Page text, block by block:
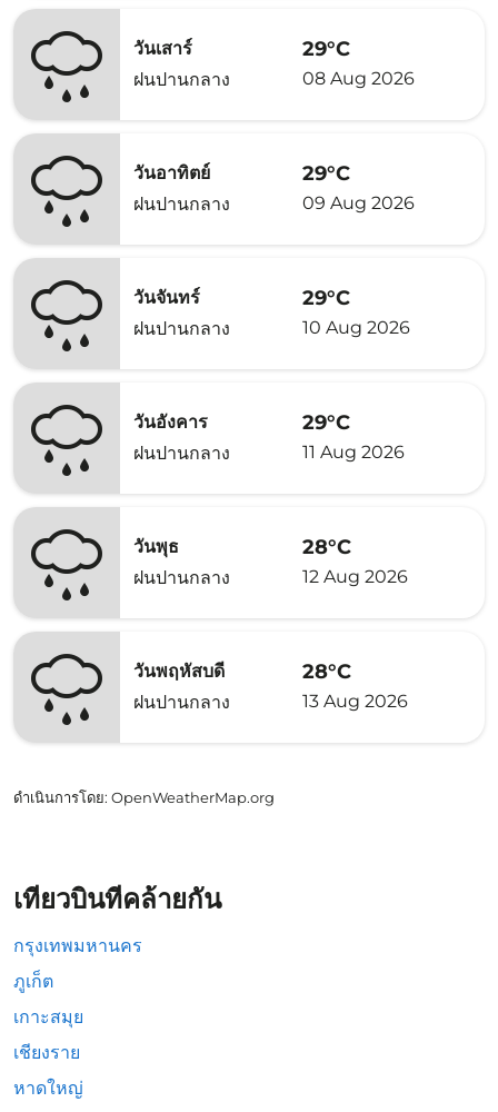
วันเสาร์
ฝนปานกลาง
29°C
08 Aug 2026
วันอาทิตย์
ฝนปานกลาง
29°C
09 Aug 2026
วันจันทร์
ฝนปานกลาง
29°C
10 Aug 2026
วันอังคาร
ฝนปานกลาง
29°C
11 Aug 2026
วันพุธ
ฝนปานกลาง
28°C
12 Aug 2026
วันพฤหัสบดี
ฝนปานกลาง
28°C
13 Aug 2026
ดำเนินการโดย: OpenWeatherMap.org
เที่ยวบินที่คล้ายกัน
กรุงเทพมหานคร
ภูเก็ต
เกาะสมุย
เชียงราย
หาดใหญ่